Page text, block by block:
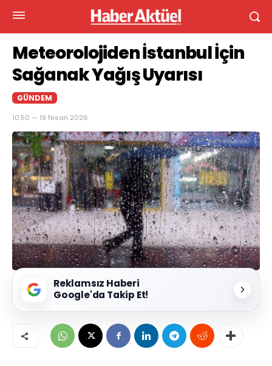
Meteorolojiden İstanbul İçin
Sağanak Yağış Uyarısı
GÜNDEM
10:50 — 19 Nisan 2026
Reklamsız Haberi
Google'da Takip Et!